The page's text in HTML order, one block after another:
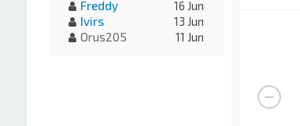
Freddy
16 Jun
Ivirs
13 Jun
Orus205
11 Jun